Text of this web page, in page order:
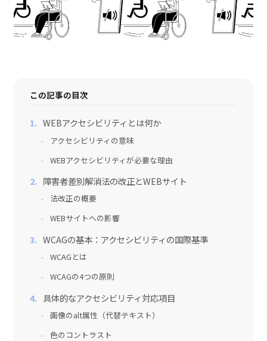
お問い合わせ
この記事の目次
WEBアクセシビリティとは何か
アクセシビリティの意味
WEBアクセシビリティが必要な理由
障害者差別解消法の改正とWEBサイト
法改正の概要
WEBサイトへの影響
WCAGの基本：アクセシビリティの国際基準
WCAGとは
WCAGの4つの原則
具体的なアクセシビリティ対応項目
画像のalt属性（代替テキスト）
色のコントラスト